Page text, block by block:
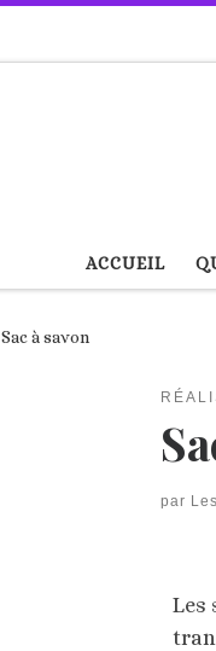
ACCUEIL
Sac à savon
par
Les